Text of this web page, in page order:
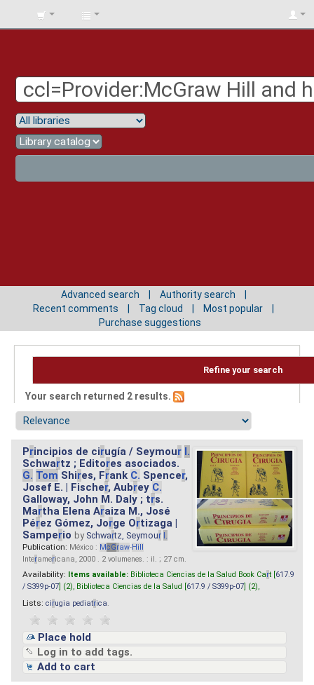
BIBLIOTECA
Advanced search
Authority search
Recent comments
Tag cloud
Most popular
Purchase suggestions
Refine your search
Your search returned 2 results.
Principios de cirugía / Seymour I.
Schwartz ; Editores asociados.
G. Tom Shires, Frank C. Spencer,
Josef E. | Fischer, Aubrey C.
Galloway, John M. Daly ; trs.
Martha Elena Araiza M., José
Pérez Gómez, Jorge Ortizaga |
Samperio by Schwartz, Seymour I.
Publication: México : McGraw-Hill
Interamericana, 2000 . 2 volumenes. : il. ; 27 cm.
Availability: Items available: Biblioteca Ciencias de la Salud Book Cart [ 617.9
/ S399p-07 ] (2), Biblioteca Ciencias de la Salud [ 617.9 / S399p-07 ] (2),
Lists: cirugia pediatrica
Place hold
Log in to add tags.
Add to cart